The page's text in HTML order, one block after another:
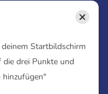
am Standort
×
Startbildschirm
die drei Punkte und